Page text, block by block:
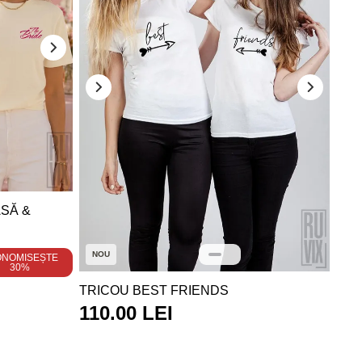
&
30%
NOU
TRICOU BEST FRIENDS
110.00 LEI